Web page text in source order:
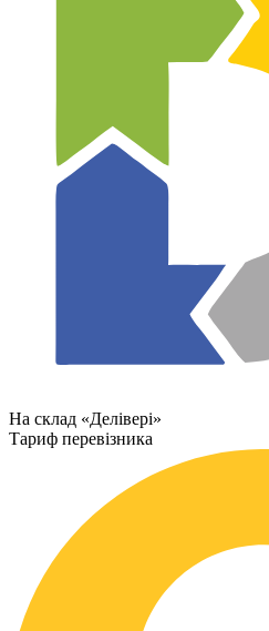
На склад «Делівері»
Тариф перевізника